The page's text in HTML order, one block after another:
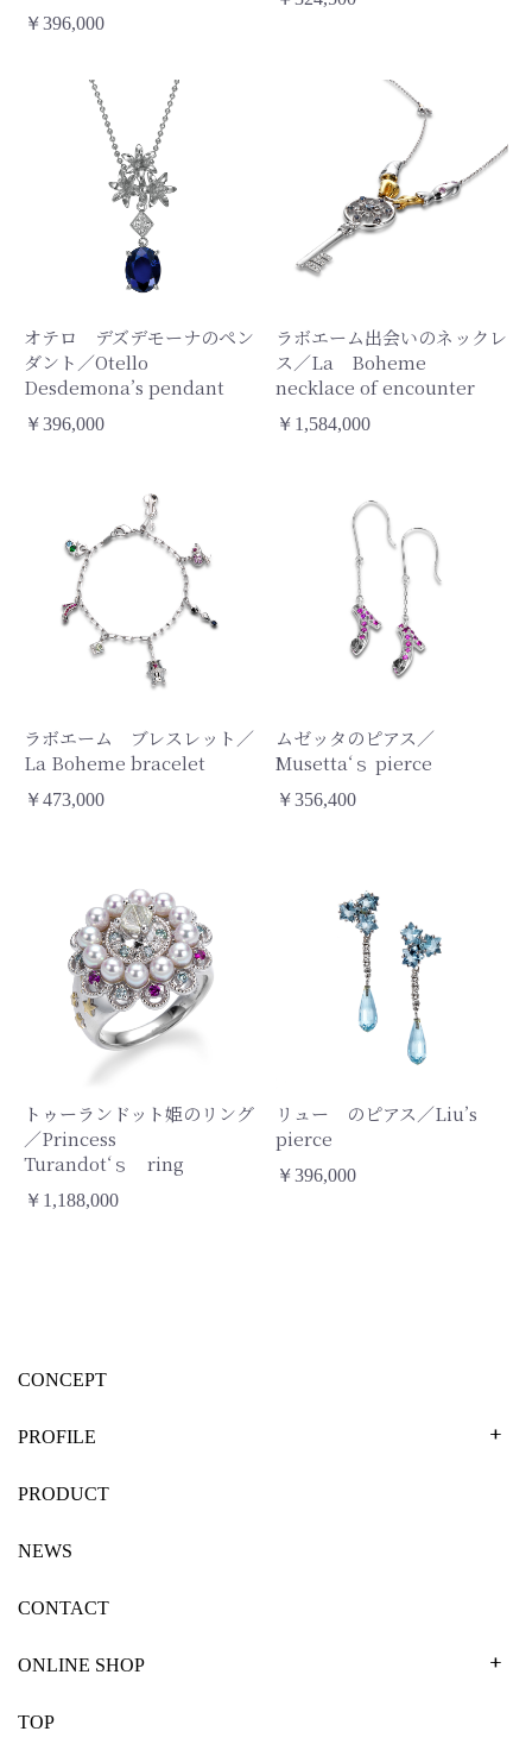
￥396,000
オテロ デズデモーナのペン
ダント／Otello
Desdemona’s pendant
￥396,000
ラボエーム出会いのネックレ
ス／La Boheme
necklace of encounter
￥1,584,000
ラボエーム ブレスレット／
La Boheme bracelet
￥473,000
ムゼッタのピアス／
Musetta‘ｓ pierce
￥356,400
トゥーランドット姫のリング
／Princess
Turandot‘ｓ ring
￥1,188,000
リュー のピアス／Liu’s
pierce
￥396,000
CONCEPT
PROFILE
PRODUCT
NEWS
CONTACT
ONLINE SHOP
TOP